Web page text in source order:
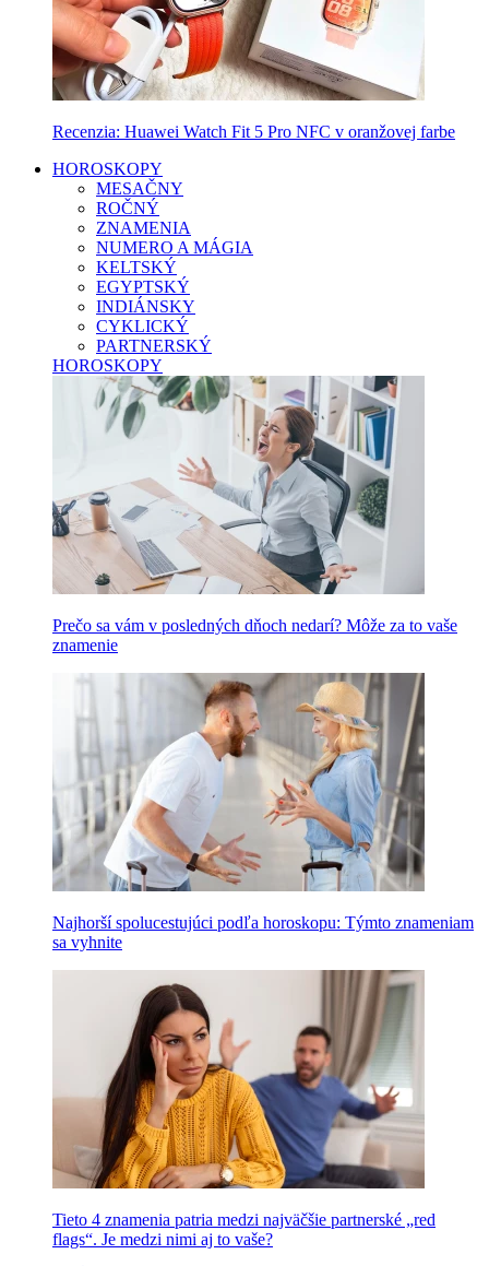
Recenzia: Huawei Watch Fit 5 Pro NFC v oranžovej farbe
HOROSKOPY
MESAČNY
ROČNÝ
ZNAMENIA
NUMERO A MÁGIA
KELTSKÝ
EGYPTSKÝ
INDIÁNSKY
CYKLICKÝ
PARTNERSKÝ
HOROSKOPY
Prečo sa vám v posledných dňoch nedarí? Môže za to vaše
znamenie
Najhorší spolucestujúci podľa horoskopu: Týmto znameniam
sa vyhnite
Tieto 4 znamenia patria medzi najväčšie partnerské „red
flags“. Je medzi nimi aj to vaše?